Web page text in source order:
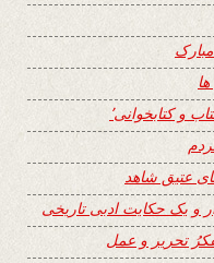
و کتابخوانی٬
عتیق شاهد
و یک حکایت ادبی تاریخی
تحریر و عمل